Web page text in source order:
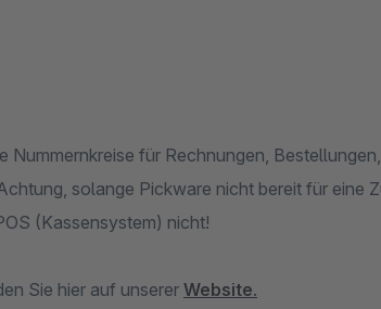
Nummernkreise für Rechnungen,
solange Pickware nicht bereit für eine
(Kassensystem) nicht!
Sie hier auf unsererWebsite.